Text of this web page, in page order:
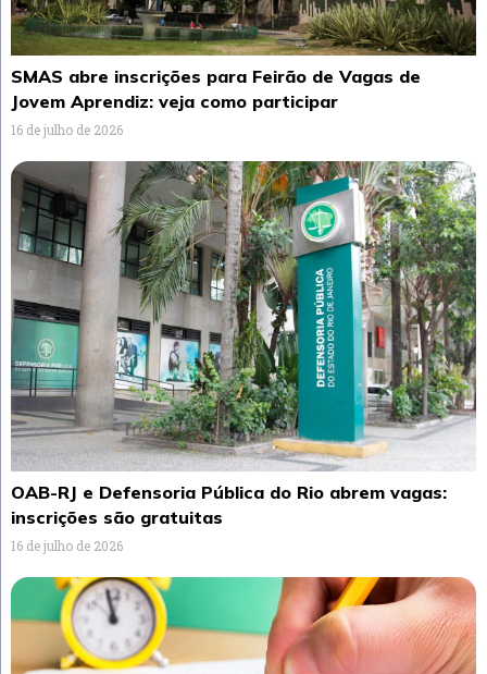
SMAS abre inscrições para Feirão de Vagas de
Jovem Aprendiz: veja como participar
16 de julho de 2026
OAB-RJ e Defensoria Pública do Rio abrem vagas:
inscrições são gratuitas
16 de julho de 2026